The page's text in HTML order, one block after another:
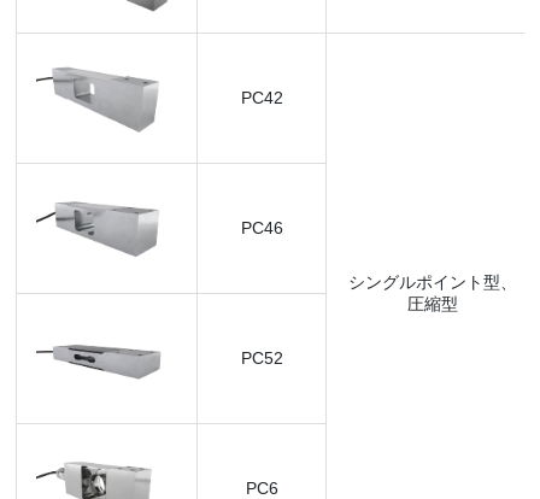
PC42
シングルポイント型、
圧縮型
PC46
PC52
PC6